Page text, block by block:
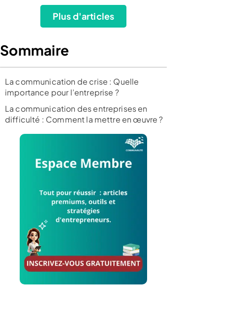
Plus d'articles
Sommaire
La communication de crise : Quelle
importance pour l’entreprise ?
La communication des entreprises en
difficulté : Comment la mettre en œuvre ?